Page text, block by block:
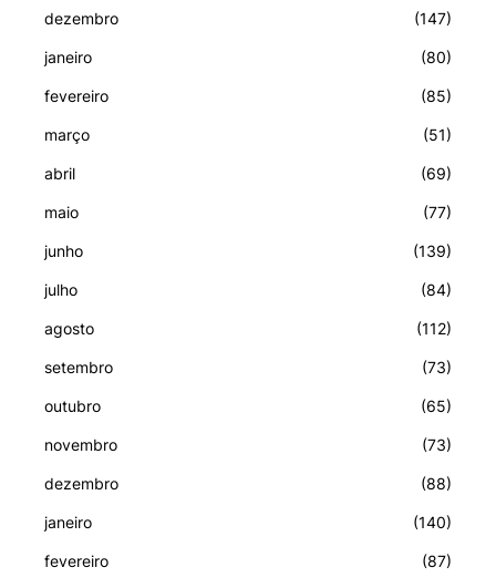
dezembro (147)
janeiro (80)
fevereiro (85)
março (51)
abril (69)
maio (77)
junho (139)
julho (84)
agosto (112)
setembro (73)
outubro (65)
novembro (73)
dezembro (88)
janeiro (140)
fevereiro (87)